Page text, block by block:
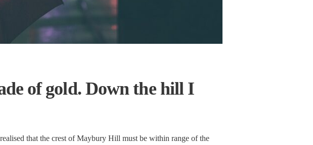
of gold. Down the hill I
that the crest of Maybury Hill must be within range of the